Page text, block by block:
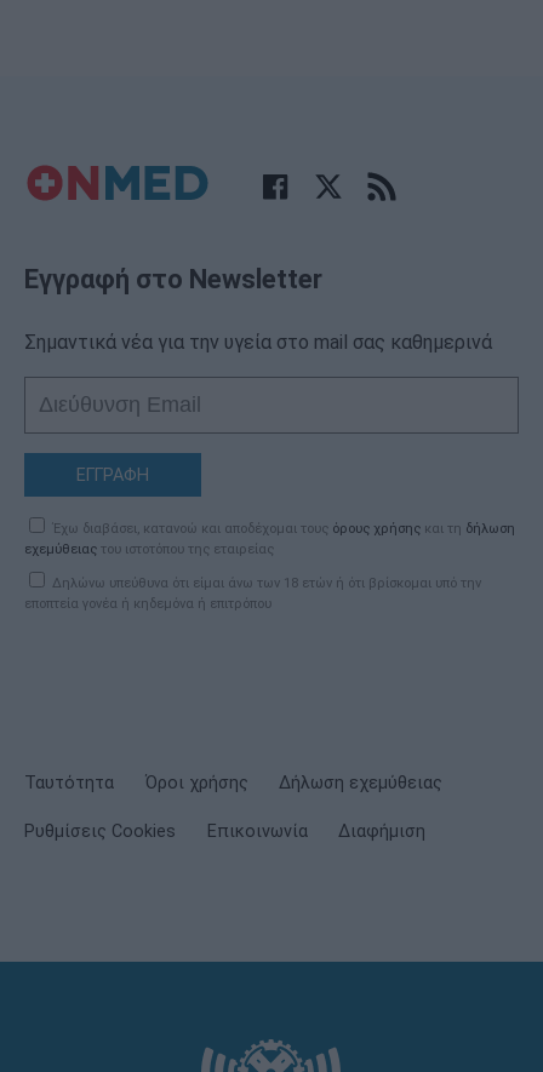
Εγγραφή στο Newsletter
Σημαντικά νέα για την υγεία στο mail σας καθημερινά
ΕΓΓΡΑΦΗ
Έχω διαβάσει, κατανοώ και αποδέχομαι τους όρους χρήσης και τη δήλωση
εχεμύθειας του ιστοτόπου της εταιρείας
Δηλώνω υπεύθυνα ότι είμαι άνω των 18 ετών ή ότι βρίσκομαι υπό την
εποπτεία γονέα ή κηδεμόνα ή επιτρόπου
Ταυτότητα Όροι χρήσης Δήλωση εχεμύθειας
Ρυθμίσεις Cookies Επικοινωνία Διαφήμιση